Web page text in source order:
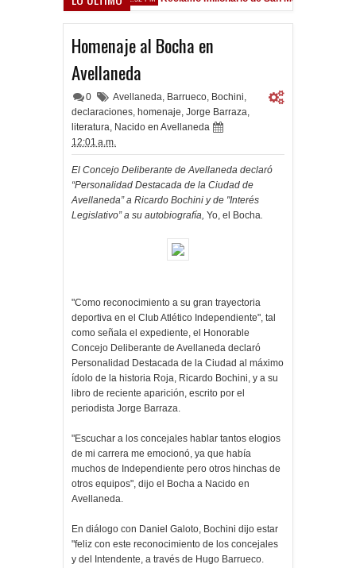
Homenaje al Bocha en
Avellaneda
0 Avellaneda, Barrueco, Bochini,
declaraciones, homenaje, Jorge Barraza,
literatura, Nacido en Avellaneda
12:01 a.m.
El Concejo Deliberante de Avellaneda declaró
“Personalidad Destacada de la Ciudad de
Avellaneda” a Ricardo Bochini y de "Interés
Legislativo” a su autobiografía, Yo, el Bocha.
"Como reconocimiento a su gran trayectoria
deportiva en el Club Atlético Independiente", tal
como señala el expediente, el Honorable
Concejo Deliberante de Avellaneda declaró
Personalidad Destacada de la Ciudad al máximo
ídolo de la historia Roja, Ricardo Bochini, y a su
libro de reciente aparición, escrito por el
periodista Jorge Barraza.
"Escuchar a los concejales hablar tantos elogios
de mi carrera me emocionó, ya que había
muchos de Independiente pero otros hinchas de
otros equipos", dijo el Bocha a Nacido en
Avellaneda.
En diálogo con Daniel Galoto, Bochini dijo estar
"feliz con este reconocimiento de los concejales
y del Intendente, a través de Hugo Barrueco.